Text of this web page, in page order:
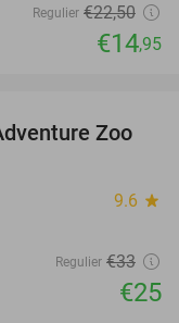
Regulier €22,50
€14,95
24%
Zoo
9.6 star
Regulier €33
€25